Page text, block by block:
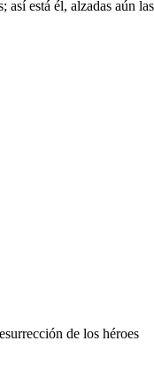
está él, alzadas aún
de los héroes